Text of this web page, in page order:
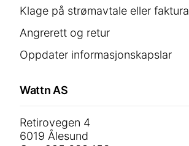
Klage på strømavtale eller faktura
Angrerett og retur
Oppdater informasjonskapslar
Wattn AS
Retirovegen 4
6019 Ålesund